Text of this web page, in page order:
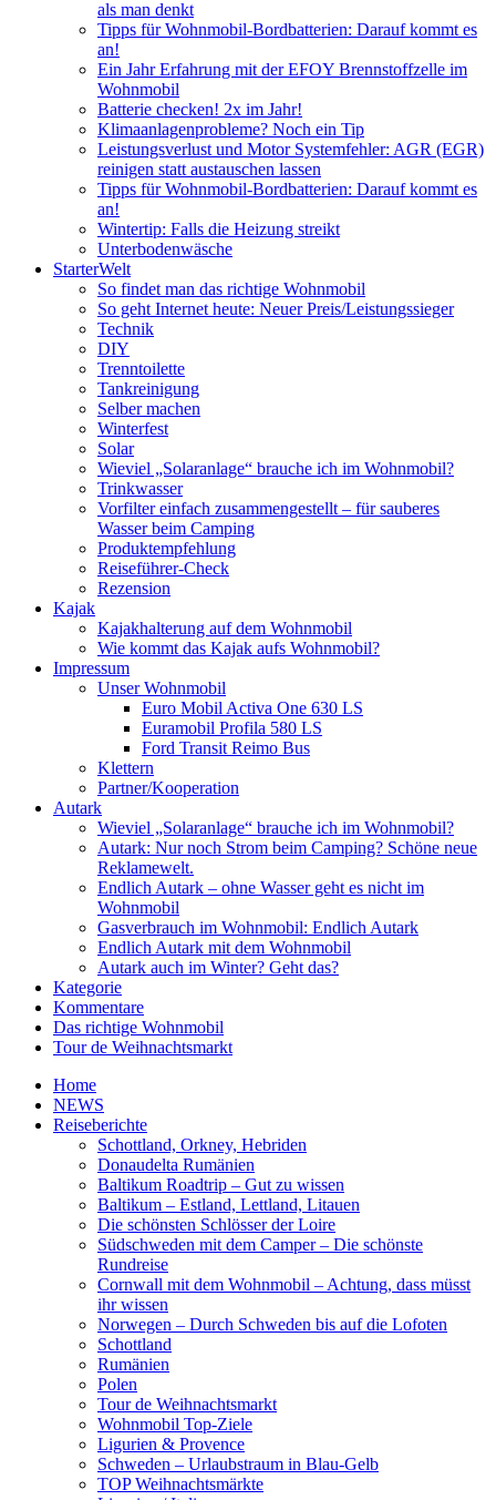
als man denkt
Tipps für Wohnmobil-Bordbatterien: Darauf kommt es
an!
Ein Jahr Erfahrung mit der EFOY Brennstoffzelle im
Wohnmobil
Batterie checken! 2x im Jahr!
Klimaanlagenprobleme? Noch ein Tip
Leistungsverlust und Motor Systemfehler: AGR (EGR)
reinigen statt austauschen lassen
Tipps für Wohnmobil-Bordbatterien: Darauf kommt es
an!
Wintertip: Falls die Heizung streikt
Unterbodenwäsche
StarterWelt
So findet man das richtige Wohnmobil
So geht Internet heute: Neuer Preis/Leistungssieger
Technik
DIY
Trenntoilette
Tankreinigung
Selber machen
Winterfest
Solar
Wieviel „Solaranlage“ brauche ich im Wohnmobil?
Trinkwasser
Vorfilter einfach zusammengestellt – für sauberes
Wasser beim Camping
Produktempfehlung
Reiseführer-Check
Rezension
Kajak
Kajakhalterung auf dem Wohnmobil
Wie kommt das Kajak aufs Wohnmobil?
Impressum
Unser Wohnmobil
Euro Mobil Activa One 630 LS
Euramobil Profila 580 LS
Ford Transit Reimo Bus
Klettern
Partner/Kooperation
Autark
Wieviel „Solaranlage“ brauche ich im Wohnmobil?
Autark: Nur noch Strom beim Camping? Schöne neue
Reklamewelt.
Endlich Autark – ohne Wasser geht es nicht im
Wohnmobil
Gasverbrauch im Wohnmobil: Endlich Autark
Endlich Autark mit dem Wohnmobil
Autark auch im Winter? Geht das?
Kategorie
Kommentare
Das richtige Wohnmobil
Tour de Weihnachtsmarkt
Home
NEWS
Reiseberichte
Schottland, Orkney, Hebriden
Donaudelta Rumänien
Baltikum Roadtrip – Gut zu wissen
Baltikum – Estland, Lettland, Litauen
Die schönsten Schlösser der Loire
Südschweden mit dem Camper – Die schönste
Rundreise
Cornwall mit dem Wohnmobil – Achtung, dass müsst
ihr wissen
Norwegen – Durch Schweden bis auf die Lofoten
Schottland
Rumänien
Polen
Tour de Weihnachtsmarkt
Wohnmobil Top-Ziele
Ligurien & Provence
Schweden – Urlaubstraum in Blau-Gelb
TOP Weihnachtsmärkte